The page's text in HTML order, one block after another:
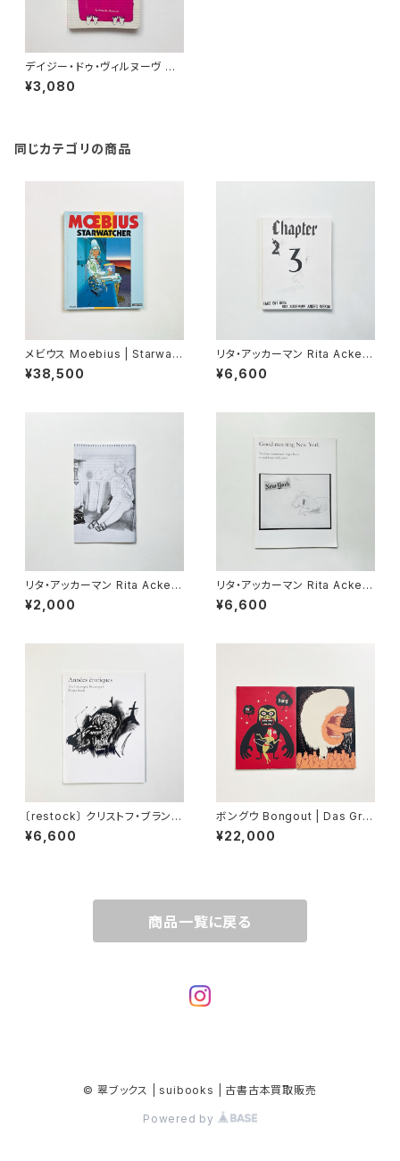
デイジー・ドゥ・ヴィルヌーヴ Da
isy de Villeneuve "He Said
She Said"
¥3,080
同じカテゴリの商品
メビウス Moebius | Starwatc
her
¥38,500
リタ・アッカーマン Rita Acker
mann / アンドロ・ウェクア And
ro Wekua | Noniggaho / Ch
¥6,600
リタ・アッカーマン Rita Acker
mann / リチャード・カーン Ri
chard Kern | Noniggaho / R
¥2,000
リタ・アッカーマン Rita Acker
mann | Good morning New
York The Rita Ackermann P
¥6,600
〔restock〕 クリストフ・ブランケ
ル Christophe Brunnquell |
Annees erotiques: The Chr
¥6,600
ボングウ Bongout | Das Gro
sse Tier
¥22,000
商品一覧に戻る
© 翠ブックス | suibooks | 古書古本買取販売
Powered by